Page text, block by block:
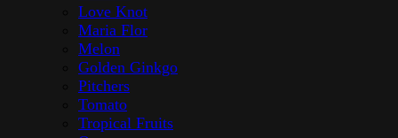
Love Knot
Maria Flor
Melon
Golden Ginkgo
Pitchers
Tomato
Tropical Fruits